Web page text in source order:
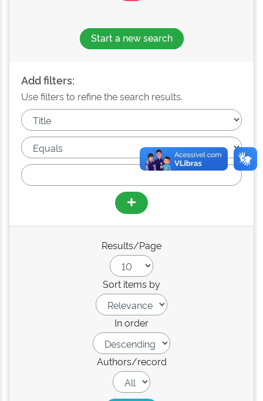
Start a new search
Add filters:
Use filters to refine the search results.
Results/Page
Sort items by
In order
Authors/record